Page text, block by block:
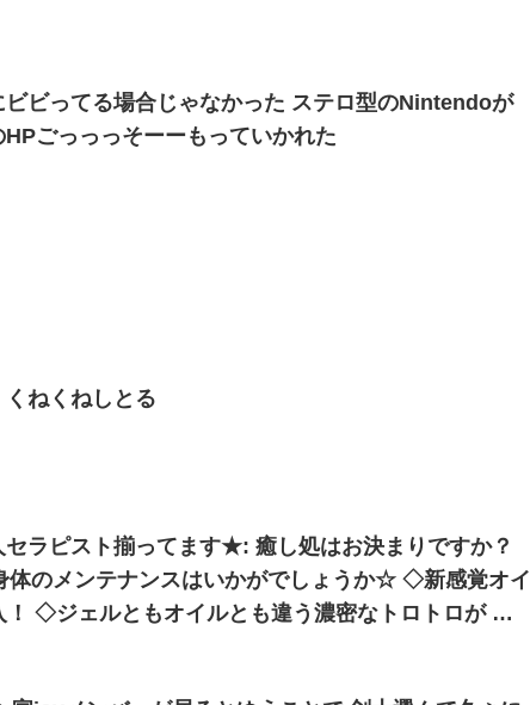
ビビってる場合じゃなかった ステロ型のNintendoが
ごっっっそーーもっていかれた
ねくねしとる
ラピスト揃ってます★: 癒し処はお決まりですか？
体のメンテナンスはいかがでしょうか☆ ◇新感覚オイ
◇ジェルともオイルとも違う濃密なトロトロが ◇